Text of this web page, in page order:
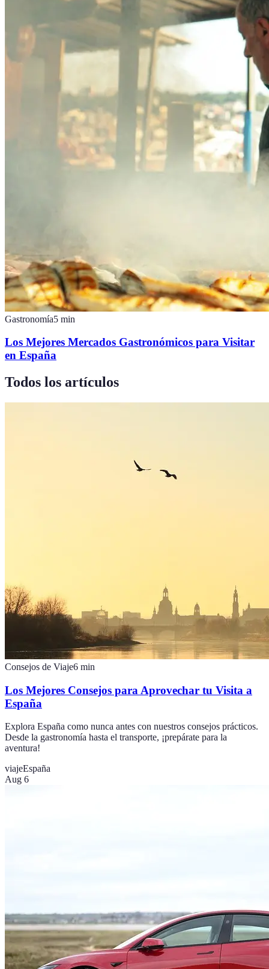
Gastronomía5 min
Los Mejores Mercados Gastronómicos para Visitar
en España
Todos los artículos
Consejos de Viaje6 min
Los Mejores Consejos para Aprovechar tu Visita a
España
Explora España como nunca antes con nuestros consejos prácticos.
Desde la gastronomía hasta el transporte, ¡prepárate para la
aventura!
viajeEspaña
Aug 6